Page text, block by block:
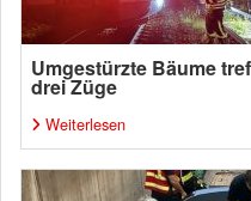
Umgestürzte Bäume
drei Züge
Weiterlesen